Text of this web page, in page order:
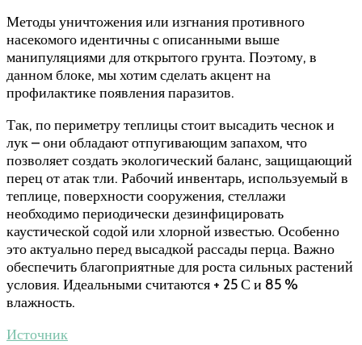
Методы уничтожения или изгнания противного
насекомого идентичны с описанными выше
манипуляциями для открытого грунта. Поэтому, в
данном блоке, мы хотим сделать акцент на
профилактике появления паразитов.
Так, по периметру теплицы стоит высадить чеснок и
лук – они обладают отпугивающим запахом, что
позволяет создать экологический баланс, защищающий
перец от атак тли. Рабочий инвентарь, используемый в
теплице, поверхности сооружения, стеллажи
необходимо периодически дезинфицировать
каустической содой или хлорной известью. Особенно
это актуально перед высадкой рассады перца. Важно
обеспечить благоприятные для роста сильных растений
условия. Идеальными считаются + 25 С и 85 %
влажность.
Источник